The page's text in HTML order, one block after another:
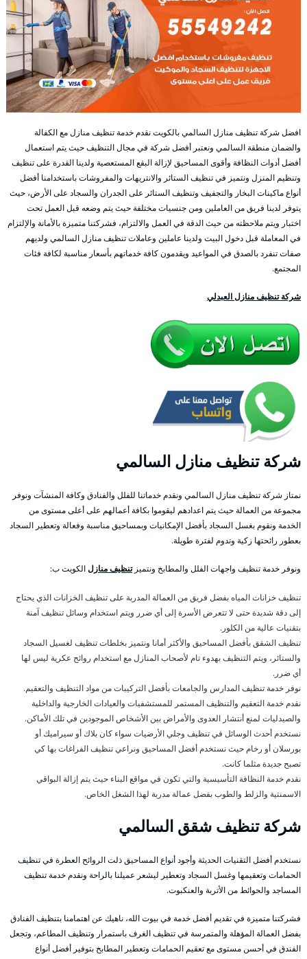
افضل شركة تنظيف منازل السالمي بالكويت نقدم خدمة تنظيف منازل مع الكفالة
والضمان منطقة السالمي ونعتبر أفضل شركة في مجال التنظيف حيث يتم استعمال
أفضل أدوات النظافة وأقوى المساحيق لإزالة البقع المستعصية ولدينا القدرة على تنظيف
وتنظيم المنزل ونتميز في تنظيف الستائر والانتريهات والمفروشات باستخدامنا أفضل
أنواع ماكينات البخار والتجفيف وتنظيف الستائر على الجدران والسجاد على الأرض، حيث
يتوفر لدينا فريق من العاملين ومن جنسيات مختلفة حيث يتم وضعه قبل العمل تحت
اختبار ويتم ملاحظته من حيث الدقة في العمل والالتزام، فشركتنا متميزة بالأمانة والإلتزام
في المعاملة قبل دخول البيت ولدينا عاملين وعاملات تنظيف منازل السالمي ولديهم
صفات تنفرد بالصدق في المواعيد ويقدمون كافة خدماتهم بأسعار مناسبة لكافة فئات
المجتمع.
شركة تنظيف منازل العبدلي
شركة تنظيف منازل السالمي
نمتاز شركة تنظيف منازل السالمي ونقدم خدماتنا للفلل والفنادق وكافة المنشآت ونوفر
مجموعة من العمالة حيث يتم اعدادهم ليقوموا بكافة أعمالهم على أعلى مستوى من
الخدمة ونقوم بغسل السجاد بأفضل الإمكانيات وبمساحيق مناسبة وفعالة وتعطير السجاد
بعطور رائحتها زكية وتدوم لفترة طويلة.
ونوفر خدمة تنظيف واجهات الفلل والمطابخ ونتميزتنظيف منازلالكويت ب:
تنظيف خزانات المياه بفضل فريق من العمالة المدربة على تنظيف الخزانات الذي يحتاج
إلى دقة شديدة حتى لا تتعرض الأسرة إلى أي ضرر ويتم استخدام وسائل تنظيف آمنة
بتقنيات عالية من الكلور.
تنظيف الشقق بأفضل المساحيق والأكثر أمانا ونتميز بخلطات تنظيف لغسيل السجاد
والستائر، ويتم التنظيف بهدوء تام لأصحاب المنازل مع استخدام روائح عكرية ليس لها
أي ضرر.
نوفر خدمة تنظيف المدارس والجامعات بأفضل التركيبات من مواد التنظيف والتعقيم.
نقدم خدمة التعقيم والتنظيف المستمر للمستشفيات والعيادات الخارجية والداخلية
والصيدليات لمنع أنتشار العدوى والأمراض بين الأشخاص الموجودين في تلك الأماكن.
نستخدم أحدث الوسائل في تنظيف وجلي الأرضيات سواء كان بلاك أو سيراميك أو
بورسلان أو رخام حيث نستخدم أفضل المساحيق ونراعي تنظيف الفراغات بها كي
تصبح جديدة مثلما كانت.
نقدم خدمة النظافة التأسيسية والتي تكون في مواقع البناء حيث يتم إزالة البواقي
الاسمنتية والزلط والطوب بفضل عمالة مدربة لهذا الشغل الخاص.
شركة تنظيف شقق السالمي
نستخدم أفضل التقنيات الحديثة وأجود أنواع المساحيق ذلت الروائح العطرة في تنظيف
الحمامات وتعقيمها وغسل السجاد وتعطير ليشعر عميلنا بالراحة ونقدم خدمة تنظيف
المساجد والحوائط من الأتربة والعنكبوت.
فشركتنا متميزة في تقديم أفضل خدمة في بيوت الله، ناهيك عن اهتمامنا بتنظيف الفنادق
بفضل العمالة المؤهلة والمتمرسة في تنظيف الغرف باستمرار وتنظيف المطاعم، وتجعل
الفندق في أحسن مستوى مع تعقيم الحمامات وتعطير المطابخ بتوفير أفضل أنواع